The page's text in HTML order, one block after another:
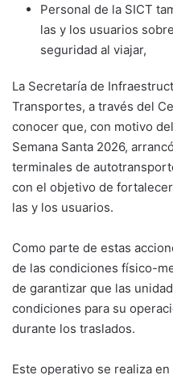
Personal de la SICT
las y los usuarios
seguridad al viajar,
La Secretaría de
Transportes, a través del
conocer que, con motivo
Semana Santa 2026,
terminales de
con el objetivo de
las y los usuarios.
Como parte de estas
de las condiciones físico-
de garantizar que las
condiciones para su
durante los traslados.
Este operativo se realiza